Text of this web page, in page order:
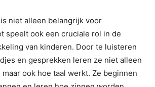
niet alleen belangrijk voor
speelt ook een cruciale rol in de
van kinderen. Door te luisteren
en gesprekken leren ze niet alleen
ook hoe taal werkt. Ze beginnen